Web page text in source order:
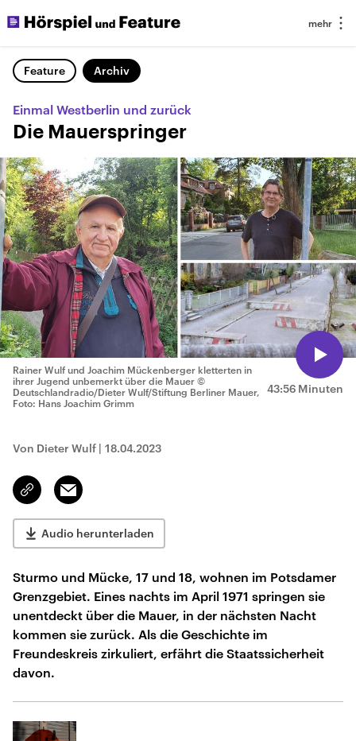
Feature Archiv
Einmal Westberlin und zurück
Die Mauerspringer
43:56 Minuten
Rainer Wulf und Joachim Mückenberger kletterten in
ihrer Jugend unbemerkt über die Mauer ©
Deutschlandradio/Dieter Wulf/Stiftung Berliner Mauer,
Foto: Hans Joachim Grimm
Von Dieter Wulf | 18.04.2023
Link
kopieren/teilen
Email
Audio herunterladen
Sturmo und Mücke, 17 und 18, wohnen im Potsdamer
Grenzgebiet. Eines nachts im April 1971 springen sie
unentdeckt über die Mauer, in der nächsten Nacht
kommen sie zurück. Als die Geschichte im
Freundeskreis zirkuliert, erfährt die Staatssicherheit
davon.